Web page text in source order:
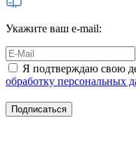
Укажите ваш e-mail:
Я подтверждаю свою
обработку персональных